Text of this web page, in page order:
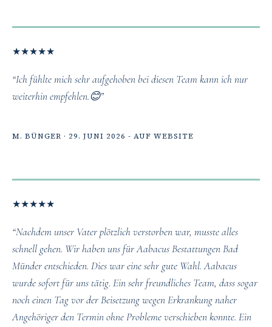
★★★★★
“Ich fühlte mich sehr aufgehoben bei diesen Team kann ich nur
weiterhin empfehlen.😊”
M. BÜNGER · 29. JUNI 2026 - AUF WEBSITE
★★★★★
“Nachdem unser Vater plötzlich verstorben war, musste alles
schnell gehen. Wir haben uns für Aabacus Bestattungen Bad
Münder entschieden. Dies war eine sehr gute Wahl. Aabacus
wurde sofort für uns tätig. Ein sehr freundliches Team, dass sogar
noch einen Tag vor der Beisetzung wegen Erkrankung naher
Angehöriger den Termin ohne Probleme verschieben konnte. Ein